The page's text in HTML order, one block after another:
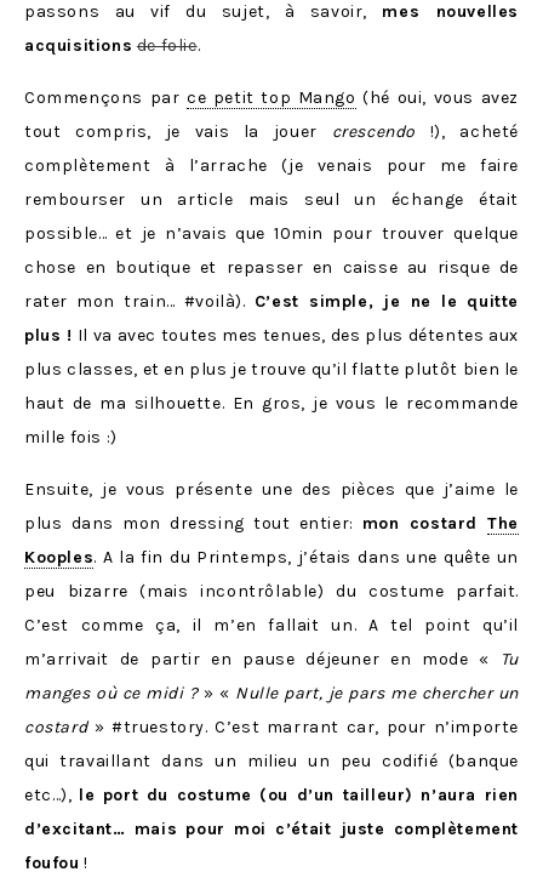
passons au vif du sujet, à savoir, mes nouvelles
acquisitions de folie.
Commençons par ce petit top Mango (hé oui, vous avez
tout compris, je vais la jouer crescendo !), acheté
complètement à l’arrache (je venais pour me faire
rembourser un article mais seul un échange était
possible… et je n’avais que 10min pour trouver quelque
chose en boutique et repasser en caisse au risque de
rater mon train… #voilà). C’est simple, je ne le quitte
plus ! Il va avec toutes mes tenues, des plus détentes aux
plus classes, et en plus je trouve qu’il flatte plutôt bien le
haut de ma silhouette. En gros, je vous le recommande
mille fois :)
Ensuite, je vous présente une des pièces que j’aime le
plus dans mon dressing tout entier: mon costardThe
Kooples. A la fin du Printemps, j’étais dans une quête un
peu bizarre (mais incontrôlable) du costume parfait.
C’est comme ça, il m’en fallait un. A tel point qu’il
m’arrivait de partir en pause déjeuner en mode «
Tu
manges où ce midi ?» « Nulle part, je pars me chercher un
costard» #truestory. C’est marrant car, pour n’importe
qui travaillant dans un milieu un peu codifié (banque
etc…), le port du costume (ou d’un tailleur) n’aura rien
d’excitant… mais pour moi c’était juste complètement
foufou !